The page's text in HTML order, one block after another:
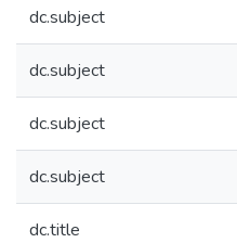
dc.subject
dc.subject
dc.subject
dc.subject
dc.title